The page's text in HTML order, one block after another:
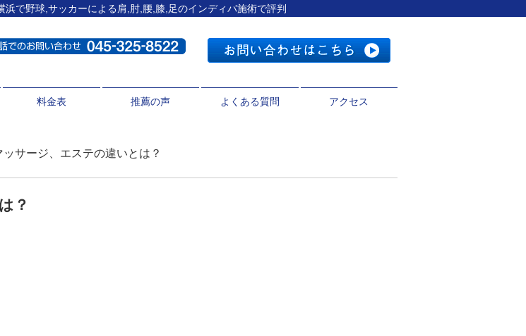
で野球,サッカーによる肩,肘,腰,膝,足のインディバ施術で評判
料金表 推薦の声 よくある質問 アクセス
サージ、エステの違いとは？
？